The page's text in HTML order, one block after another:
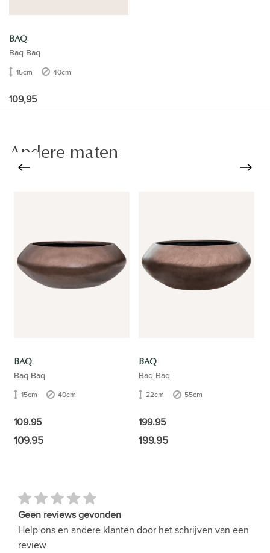
BAQ
Baq Baq
15cm 40cm
109,95
Andere maten
BAQ
Baq Baq
15cm 40cm
109.95
109.95
BAQ
Baq Baq
22cm 55cm
199.95
199.95
Geen reviews gevonden
Help ons en andere klanten door het schrijven van een
review